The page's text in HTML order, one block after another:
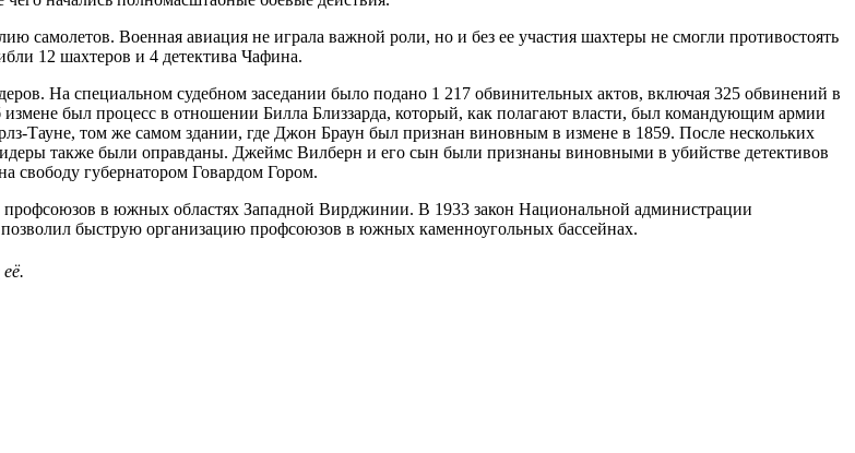
самолетов. Военная авиация не играла важной роли, но и без ее участия шахтеры не смогли противостоять
12 шахтеров и 4 детектива Чафина.
На специальном судебном заседании было подано 1 217 обвинительных актов, включая 325 обвинений в
был процесс в отношении Билла Близзарда, который, как полагают власти, был командующим армии
Тауне, том же самом здании, где Джон Браун был признан виновным в измене в 1859. После нескольких
также были оправданы. Джеймс Вилберн и его сын были признаны виновными в убийстве детективов
свободу губернатором Говардом Гором.
в южных областях Западной Вирджинии. В 1933 закон Национальной администрации
быструю организацию профсоюзов в южных каменноугольных бассейнах.
её.